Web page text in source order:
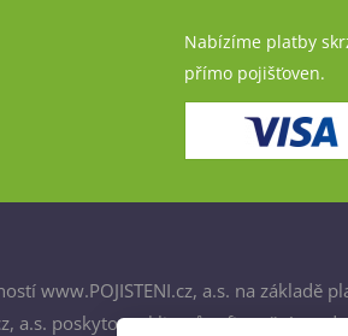
Nabízíme platby
přímo pojišťoven.
www.POJISTENI.cz, a.s. na základě
a.s. poskytovat klientům finanční